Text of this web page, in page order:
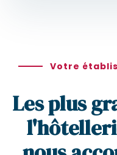
Votre
Les plus